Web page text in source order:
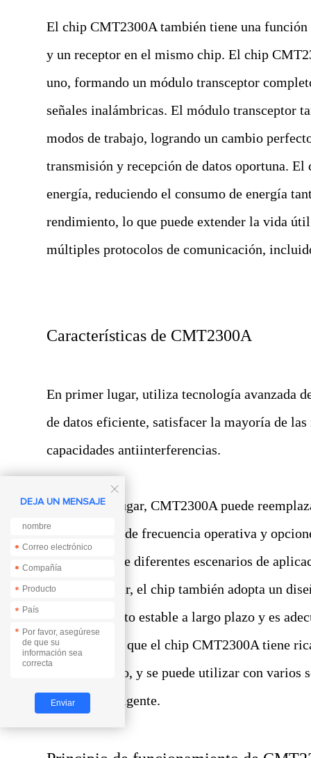
El chip CMT2300A también tiene una
y un receptor en el mismo chip. El chip
uno, formando un módulo transceptor
señales inalámbricas. El módulo transceptor
modos de trabajo, logrando un cambio
transmisión y recepción de datos oportuna. El
energía, reduciendo el consumo de energía
rendimiento, lo que puede extender la vida
múltiples protocolos de comunicación,
Características de CMT2300A
En primer lugar, utiliza tecnología avanzada
de datos eficiente, satisfacer la mayoría de
capacidades antiinterferencias.
En segundo lugar, CMT2300A puede
amplio rango de frecuencia operativa y
necesidades de diferentes escenarios de
En tercer lugar, el chip también adopta un
funcionamiento estable a largo plazo y es
importante es que el chip CMT2300A tiene
procesamiento, y se puede utilizar con
de datos inteligente.

DEJA UN MENSAJE
*
*
*
*
*
*
*